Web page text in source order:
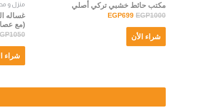
مكتب حائط خشبي تركي أصلي
EGP1000
EGP699
شراء الأن
منزل و
غساله
(مع
1050
شراء